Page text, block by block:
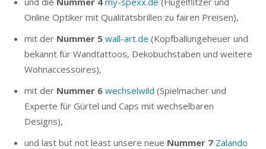
Online Optiker mit Qualitätsbrillen zu fairen Preisen),
mit der Nummer 5 wall-art.de (Kopfballungeheuer und
bekannt für Wandtattoos, Dekobuchstaben und weitere
Wohnaccessoires),
mit der Nummer 6 wechselwild (Spielmacher und
Experte für Gürtel und Caps mit wechselbaren
Designs),
und last but not least unsere neue Nummer 7 Zalando